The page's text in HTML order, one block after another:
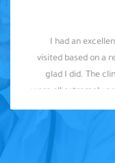
I had an
visited based
glad I did.
were all
was fantastic -
felt well